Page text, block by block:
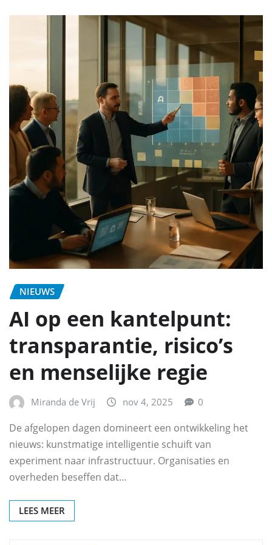
NIEUWS
AI op een kantelpunt:
transparantie, risico’s
en menselijke regie
Miranda de Vrij nov 4, 2025 0
De afgelopen dagen domineert een ontwikkeling het
nieuws: kunstmatige intelligentie schuift van
experiment naar infrastructuur. Organisaties en
overheden beseffen dat…
LEES MEER